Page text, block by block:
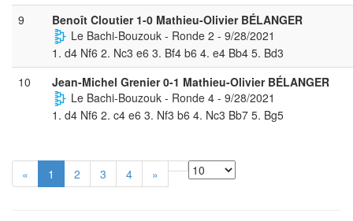
9
Benoît Cloutier 1-0 Mathieu-Olivier BÉLANGER
Le Bachi-Bouzouk - Ronde 2 - 9/28/2021
1. d4 Nf6 2. Nc3 e6 3. Bf4 b6 4. e4 Bb4 5. Bd3
10
Jean-Michel Grenier 0-1 Mathieu-Olivier BÉLANGER
Le Bachi-Bouzouk - Ronde 4 - 9/28/2021
1. d4 Nf6 2. c4 e6 3. Nf3 b6 4. Nc3 Bb7 5. Bg5
« 1 2 3 4 »